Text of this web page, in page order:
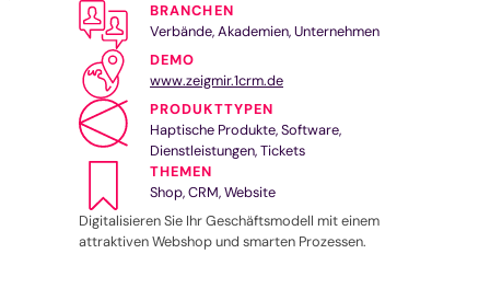
BRANCHEN
Verbände, Akademien, Unternehmen
DEMO
www.zeigmir.1crm.de
PRODUKTTYPEN
Haptische Produkte, Software,
Dienstleistungen, Tickets
THEMEN
Shop, CRM, Website
Digitalisieren Sie Ihr Geschäftsmodell mit einem
attraktiven Webshop und smarten Prozessen.